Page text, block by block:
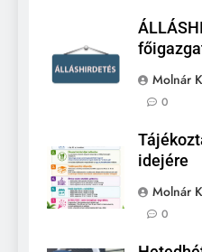
Molnár
0
idejére
Molnár
0